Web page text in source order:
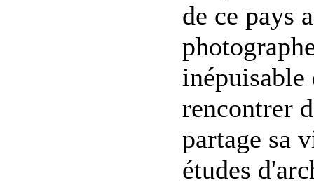
de ce pays
inépuisable
rencontrer
partage sa
études